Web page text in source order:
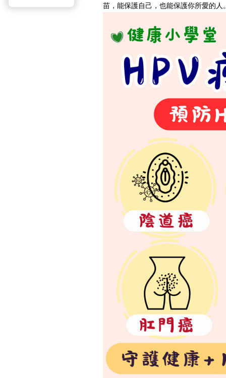
苗，能保護自己，也能保護你所愛的人